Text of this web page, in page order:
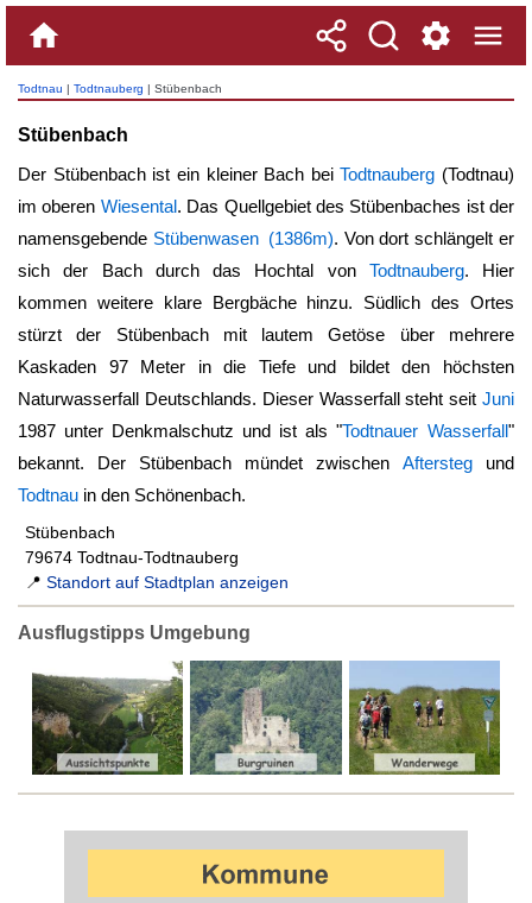
Todtnau | Todtnauberg | Stübenbach
Stübenbach
Der Stübenbachist ein kleiner Bach beiTodtnauberg (Todtnau)
im oberen Wiesental. Das Quellgebiet des Stübenbaches ist der
namensgebende Stübenwasen (1386m). Von dort schlängelt er
sich der Bach durch das Hochtal von Todtnauberg. Hier
kommen weitere klare Bergbäche hinzu. Südlich des Ortes
stürzt der Stübenbachmit lautem Getöse über mehrere
Kaskaden 97 Meter in die Tiefe und bildet den höchsten
Naturwasserfall Deutschlands. Dieser Wasserfall steht seit Juni
1987 unter Denkmalschutz und ist als "Todtnauer Wasserfall"
bekannt. Der Stübenbach mündet zwischen Aftersteg und
Todtnau in den Schönenbach.
Stübenbach
79674 Todtnau-Todtnauberg
📍 Standort auf Stadtplan anzeigen
Ausflugstipps Umgebung